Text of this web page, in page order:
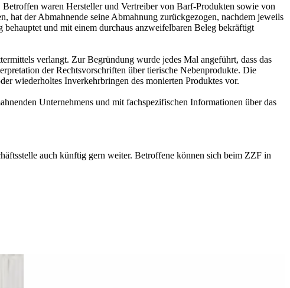
waren Hersteller und Vertreiber von Barf-Produkten sowie von
hat der Abmahnende seine Abmahnung zurückgezogen, nachdem jeweils
und mit einem durchaus anzweifelbaren Beleg bekräftigt
verlangt. Zur Begründung wurde jedes Mal angeführt, dass das
der Rechtsvorschriften über tierische Nebenprodukte. Die
wiederholtes Inverkehrbringen des monierten Produktes vor.
Unternehmens und mit fachspezifischen Informationen über das
auch künftig gern weiter. Betroffene können sich beim ZZF in